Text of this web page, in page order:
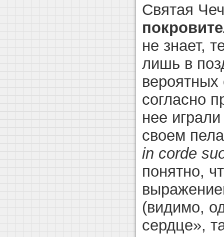
Святая
не знает,
лишь в
вероятных
согласно
нее
своем
in corde
понятно,
(видимо,
сердце»,